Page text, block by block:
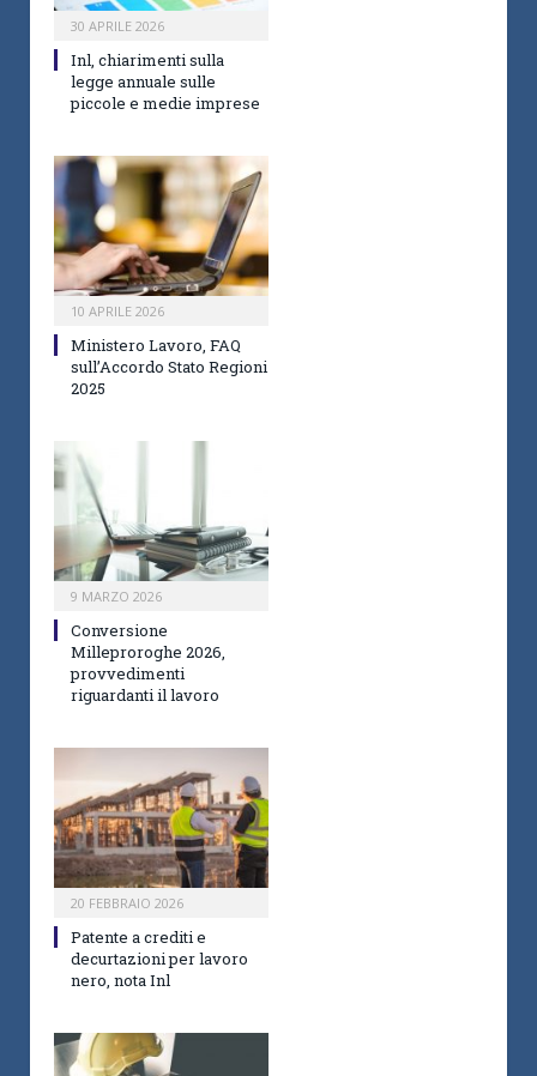
30 APRILE 2026
Inl, chiarimenti sulla
legge annuale sulle
piccole e medie imprese
10 APRILE 2026
Ministero Lavoro, FAQ
sull’Accordo Stato Regioni
2025
9 MARZO 2026
Conversione
Milleproroghe 2026,
provvedimenti
riguardanti il lavoro
20 FEBBRAIO 2026
Patente a crediti e
decurtazioni per lavoro
nero, nota Inl